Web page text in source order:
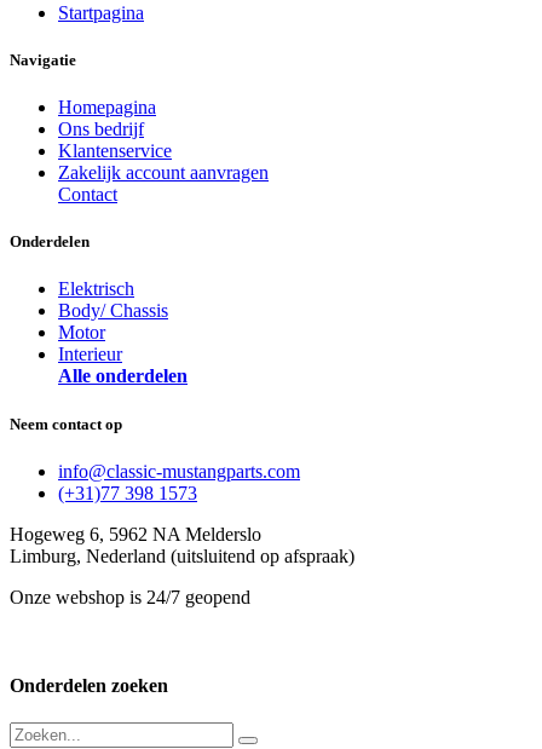
Startpagina
Navigatie
Homepagina
Ons bedrijf
Klantenservice
Zakelijk account aanvragen
Contact
Onderdelen
Elektrisch
Body/ Chassis
Motor
Interieur
Alle onderdelen
Neem contact op
info@classic-mustangparts.com
(+31)77 398 1573
Hogeweg 6, 5962 NA Melderslo
Limburg, Nederland (uitsluitend op afspraak)
Onze webshop is 24/7 geopend
Onderdelen zoeken